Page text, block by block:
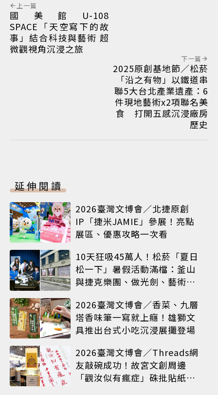
上一篇
國美館U-108
SPACE「天空寫下的故
事」結合科技與藝術 超
微觀視角沉浸之旅
下一篇
2025原創基地節／松菸
「沿之有物」以鐵道串
聯5大台北產業遺產：6
件現地藝術x2項聯名美
食 打開五感沉浸廠房
歷史
延伸閱讀
2026臺灣文博會／北捷原創
IP「捷米JAMIE」參展！亮點
展區、優惠攻略一次看
10天狂吸45萬人！松菸「夏日
松一下」暑假活動滿檔：釜山
與捷克樂團、做光劍、藝術窗
2026臺灣文博會／香菜、九層
塔香味筆一寫就上癮！雄獅文
具推出台式小吃沉浸展攤登場
2026臺灣文博會／Threads網
友敲碗成功！故宮文創周邊
「觀汝似有瘋症」硃批貼紙搶